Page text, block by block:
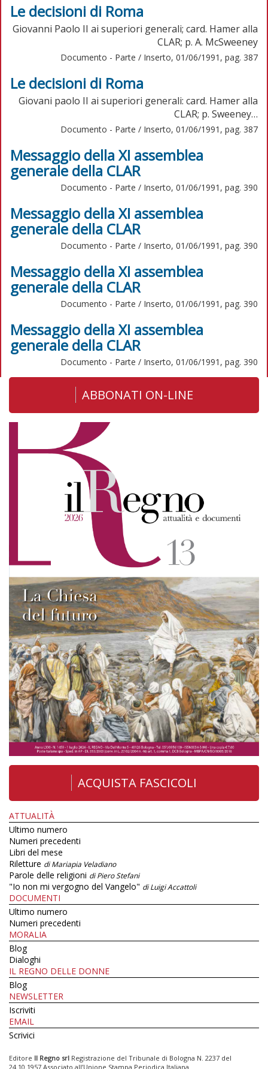
Le decisioni di Roma
Giovanni Paolo II ai superiori generali; card. Hamer alla
CLAR; p. A. McSweeney
Documento - Parte / Inserto, 01/06/1991, pag. 387
Le decisioni di Roma
Giovani paolo II ai superiori generali: card. Hamer alla
CLAR; p. Sweeney…
Documento - Parte / Inserto, 01/06/1991, pag. 387
Messaggio della XI assemblea
generale della CLAR
Documento - Parte / Inserto, 01/06/1991, pag. 390
Messaggio della XI assemblea
generale della CLAR
Documento - Parte / Inserto, 01/06/1991, pag. 390
Messaggio della XI assemblea
generale della CLAR
Documento - Parte / Inserto, 01/06/1991, pag. 390
Messaggio della XI assemblea
generale della CLAR
Documento - Parte / Inserto, 01/06/1991, pag. 390
ABBONATI ON-LINE
ACQUISTA FASCICOLI
ATTUALITÀ
Ultimo numero
Numeri precedenti
Libri del mese
Riletture di Mariapia Veladiano
Parole delle religioni di Piero Stefani
"Io non mi vergogno del Vangelo" di Luigi Accattoli
DOCUMENTI
Ultimo numero
Numeri precedenti
MORALIA
Blog
Dialoghi
IL REGNO DELLE DONNE
Blog
NEWSLETTER
Iscriviti
EMAIL
Scrivici
Editore Il Regno srl Registrazione del Tribunale di Bologna N. 2237 del
24.10.1957 Associato all’Unione Stampa Periodica Italiana